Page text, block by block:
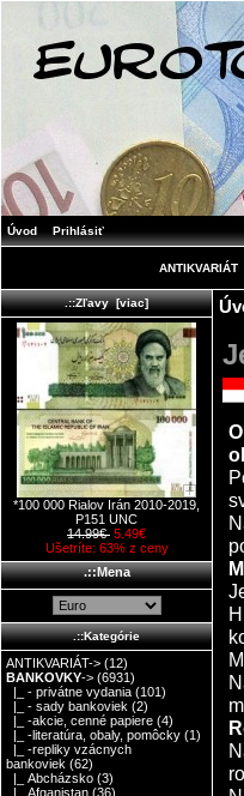
Úvod Prihlásiť
ANTIKVARIÁT
.::Zľavy [viac]
*100 000 Rialov Irán 2010-2019,
P151 UNC
14.99€ 5.49€
Ušetríte: 63% z ceny
.::Mena
.::Kategórie
ANTIKVARIÁT-> (12)
BANKOVKY-> (6931)
|_ - privátne vydania (101)
|_ - sady bankoviek (2)
|_ -akcie, cenné papiere (4)
|_ -literatúra, obaly, pomôcky (1)
|_ -repliky vzácnych
bankoviek (62)
|_ Abcházsko (3)
|_ Afganistan (36)